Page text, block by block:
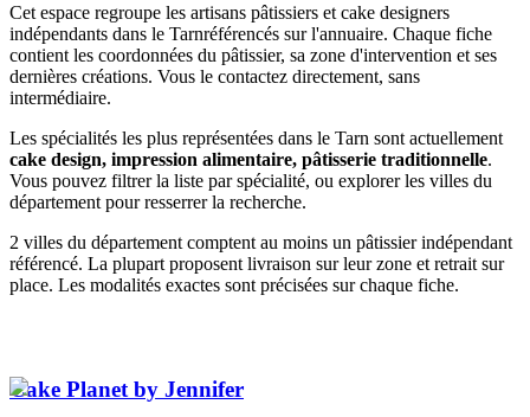
Cet espace regroupe les artisans pâtissiers et cake designers
indépendants dans le Tarnréférencés sur l'annuaire. Chaque fiche
contient les coordonnées du pâtissier, sa zone d'intervention et ses
dernières créations. Vous le contactez directement, sans
intermédiaire.
Les spécialités les plus représentées dans le Tarn sont actuellement
cake design, impression alimentaire, pâtisserie traditionnelle.
Vous pouvez filtrer la liste par spécialité, ou explorer les villes du
département pour resserrer la recherche.
2 villes du département comptent au moins un pâtissier indépendant
référencé. La plupart proposent livraison sur leur zone et retrait sur
place. Les modalités exactes sont précisées sur chaque fiche.
Cake Planet by Jennifer